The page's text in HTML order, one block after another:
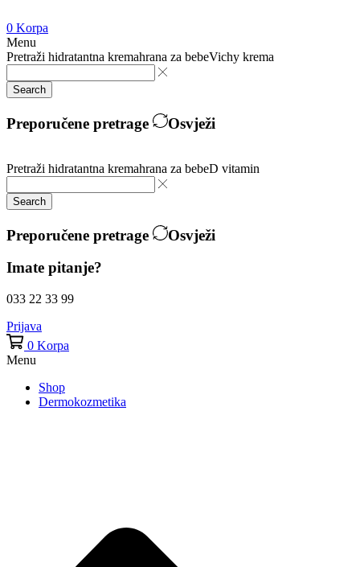
0 Korpa
Menu
Pretraži hidratantna kremahrana za bebeVichy krema
Search
Preporučene pretrage Osvježi
Pretraži hidratantna kremahrana za bebeD vitamin
Search
Preporučene pretrage
Osvježi
Imate pitanje?
033 22 33 99
Prijava
0 Korpa
Menu
Shop
Dermokozmetika